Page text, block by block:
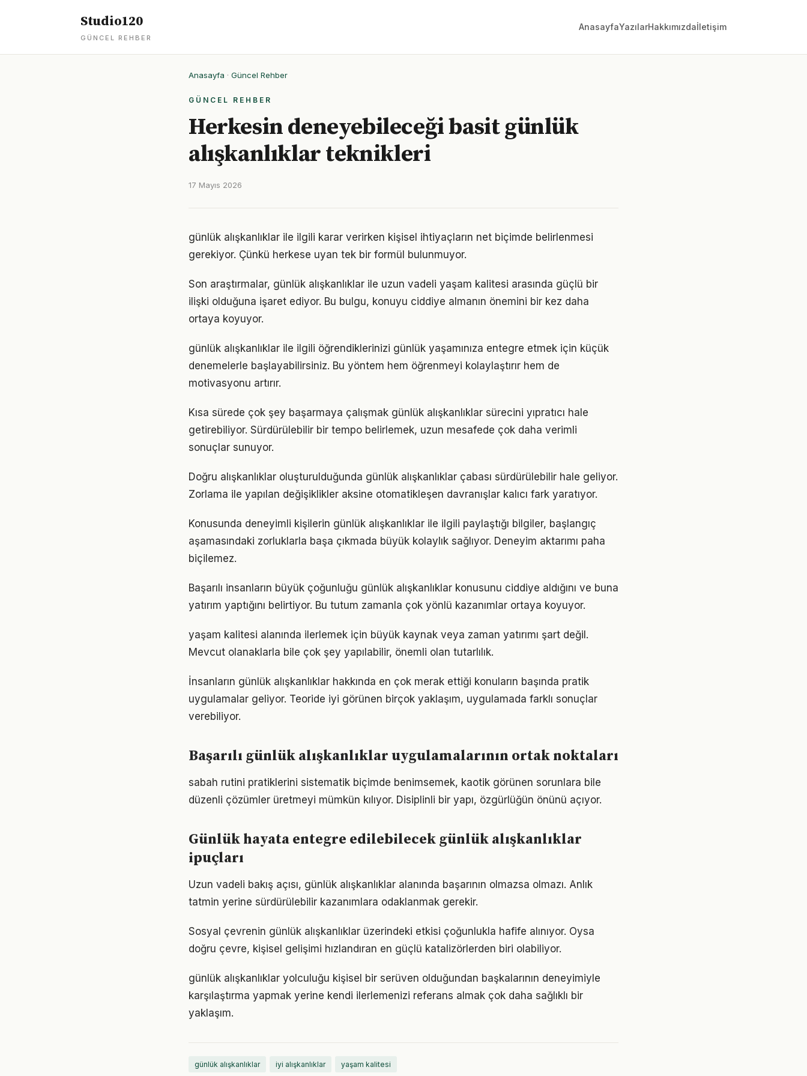
Studio120
GÜNCEL REHBER
AnasayfaYazılarHakkımızdaİletişim
Anasayfa · Güncel Rehber
GÜNCEL REHBER
Herkesin deneyebileceği basit günlük
alışkanlıklar teknikleri
17 Mayıs 2026
günlük alışkanlıklar ile ilgili karar verirken kişisel ihtiyaçların net biçimde belirlenmesi
gerekiyor. Çünkü herkese uyan tek bir formül bulunmuyor.
Son araştırmalar, günlük alışkanlıklar ile uzun vadeli yaşam kalitesi arasında güçlü bir
ilişki olduğuna işaret ediyor. Bu bulgu, konuyu ciddiye almanın önemini bir kez daha
ortaya koyuyor.
günlük alışkanlıklar ile ilgili öğrendiklerinizi günlük yaşamınıza entegre etmek için küçük
denemelerle başlayabilirsiniz. Bu yöntem hem öğrenmeyi kolaylaştırır hem de
motivasyonu artırır.
Kısa sürede çok şey başarmaya çalışmak günlük alışkanlıklar sürecini yıpratıcı hale
getirebiliyor. Sürdürülebilir bir tempo belirlemek, uzun mesafede çok daha verimli
sonuçlar sunuyor.
Doğru alışkanlıklar oluşturulduğunda günlük alışkanlıklar çabası sürdürülebilir hale geliyor.
Zorlama ile yapılan değişiklikler aksine otomatikleşen davranışlar kalıcı fark yaratıyor.
Konusunda deneyimli kişilerin günlük alışkanlıklar ile ilgili paylaştığı bilgiler, başlangıç
aşamasındaki zorluklarla başa çıkmada büyük kolaylık sağlıyor. Deneyim aktarımı paha
biçilemez.
Başarılı insanların büyük çoğunluğu günlük alışkanlıklar konusunu ciddiye aldığını ve buna
yatırım yaptığını belirtiyor. Bu tutum zamanla çok yönlü kazanımlar ortaya koyuyor.
yaşam kalitesi alanında ilerlemek için büyük kaynak veya zaman yatırımı şart değil.
Mevcut olanaklarla bile çok şey yapılabilir, önemli olan tutarlılık.
İnsanların günlük alışkanlıklar hakkında en çok merak ettiği konuların başında pratik
uygulamalar geliyor. Teoride iyi görünen birçok yaklaşım, uygulamada farklı sonuçlar
verebiliyor.
Başarılı günlük alışkanlıklar uygulamalarının ortak noktaları
sabah rutini pratiklerini sistematik biçimde benimsemek, kaotik görünen sorunlara bile
düzenli çözümler üretmeyi mümkün kılıyor. Disiplinli bir yapı, özgürlüğün önünü açıyor.
Günlük hayata entegre edilebilecek günlük alışkanlıklar
ipuçları
Uzun vadeli bakış açısı, günlük alışkanlıklar alanında başarının olmazsa olmazı. Anlık
tatmin yerine sürdürülebilir kazanımlara odaklanmak gerekir.
Sosyal çevrenin günlük alışkanlıklar üzerindeki etkisi çoğunlukla hafife alınıyor. Oysa
doğru çevre, kişisel gelişimi hızlandıran en güçlü katalizörlerden biri olabiliyor.
günlük alışkanlıklar yolculuğu kişisel bir serüven olduğundan başkalarının deneyimiyle
karşılaştırma yapmak yerine kendi ilerlemenizi referans almak çok daha sağlıklı bir
yaklaşım.
günlük alışkanlıklar iyi alışkanlıklar yaşam kalitesi